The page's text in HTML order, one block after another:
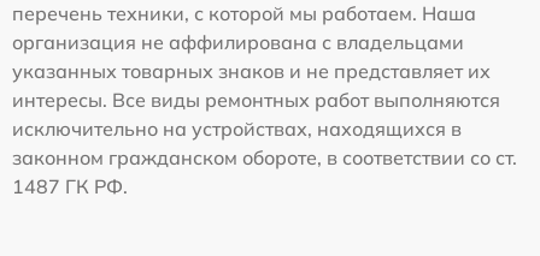
перечень техники, с которой мы работаем. Наша
организация не аффилирована с владельцами
указанных товарных знаков и не представляет их
интересы. Все виды ремонтных работ выполняются
исключительно на устройствах, находящихся в
законном гражданском обороте, в соответствии со ст.
1487 ГК РФ.